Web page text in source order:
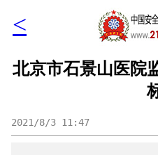
<
北京市石景山医院
2021/8/3 11:47